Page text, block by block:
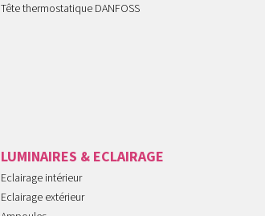
Tête thermostatique DANFOSS
LUMINAIRES & ECLAIRAGE
Eclairage intérieur
Eclairage extérieur